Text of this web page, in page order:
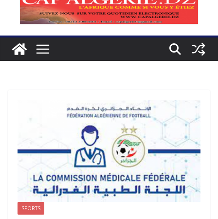
SPORTS